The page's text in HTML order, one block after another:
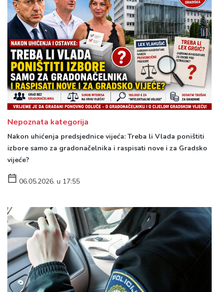
Nepoznata kategorija
Nakon uhićenja predsjednice vijeća: Treba li Vlada poništiti
izbore samo za gradonačelnika i raspisati nove i za Gradsko
vijeće?
06.05.2026. u 17:55